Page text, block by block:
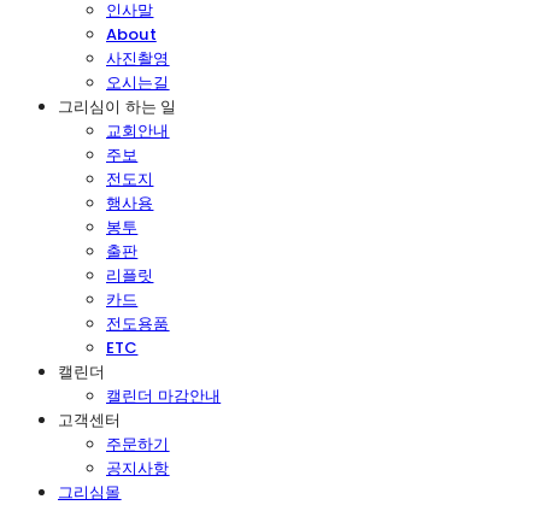
인사말
About
사진촬영
오시는길
그리심이 하는 일
교회안내
주보
전도지
행사용
봉투
출판
리플릿
카드
전도용품
ETC
캘린더
캘린더 마감안내
고객센터
주문하기
공지사항
그리심몰